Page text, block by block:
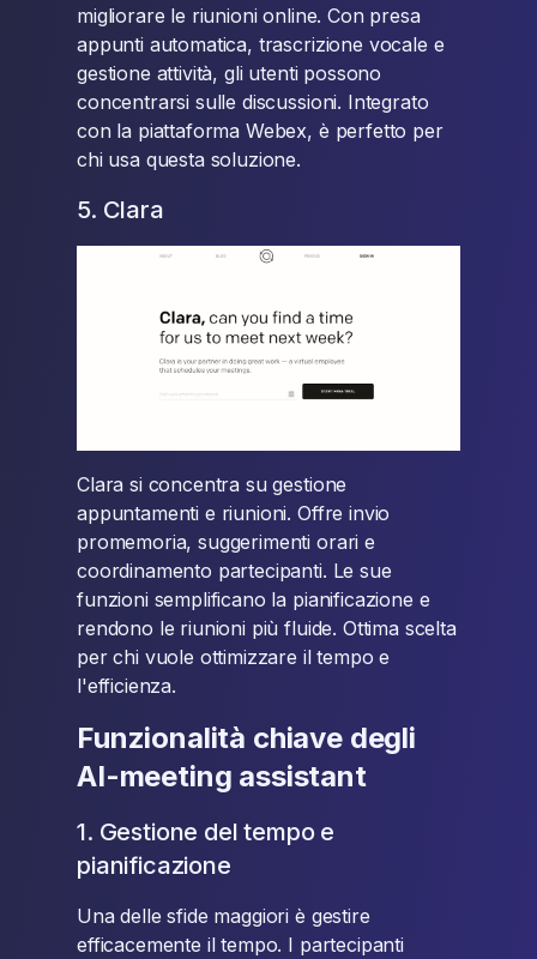
migliorare le riunioni online. Con presa
appunti automatica, trascrizione vocale e
gestione attività, gli utenti possono
concentrarsi sulle discussioni. Integrato
con la piattaforma Webex, è perfetto per
chi usa questa soluzione.
5. Clara
Clara si concentra su gestione
appuntamenti e riunioni. Offre invio
promemoria, suggerimenti orari e
coordinamento partecipanti. Le sue
funzioni semplificano la pianificazione e
rendono le riunioni più fluide. Ottima scelta
per chi vuole ottimizzare il tempo e
l'efficienza.
Funzionalità chiave degli
AI-meeting assistant
1. Gestione del tempo e
pianificazione
Una delle sfide maggiori è gestire
efficacemente il tempo. I partecipanti